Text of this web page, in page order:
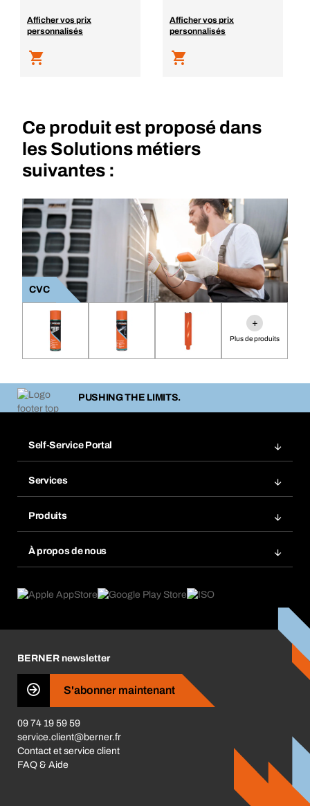
Afficher vos prix
personnalisés
Afficher vos prix
personnalisés
Ce produit est proposé dans
les Solutions métiers
suivantes :
CVC
+
Plus de produits
PUSHING THE LIMITS.
Self-Service Portal
Favoris
Commande automatique
Retour & Réclamation
Services
Gestion des risques chimiques
eProcurement
Guides de choix
Produits
Catégories produits
À propos de nous
Ce qui nous motive
Les magasins BERNER
Presse
Business Conduct
BERNER newsletter
S'abonner maintenant
09 74 19 59 59
service.client@berner.fr
Contact et service client
FAQ & Aide